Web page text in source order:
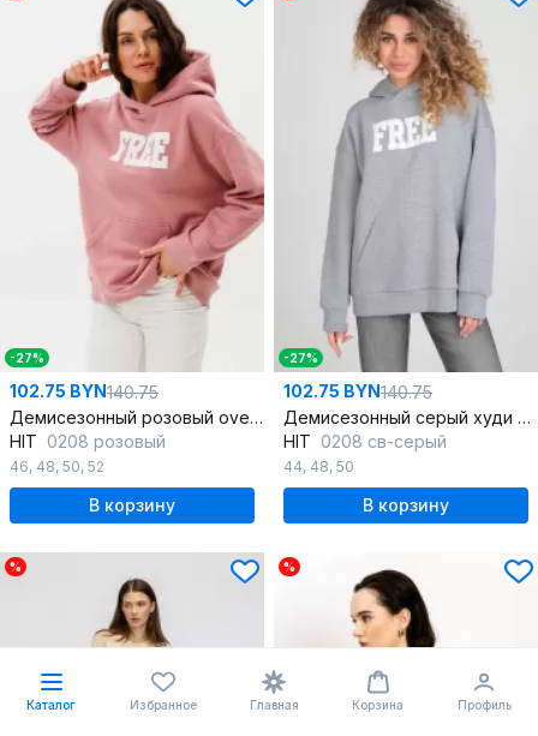
-27%
102.75 BYN140.75
Демисезонный розовый oversize худи с начесом и принтом
HIT 0208 розовый
46, 48, 50, 52
В корзину
-27%
102.75 BYN140.75
Демисезонный серый худи oversize с начесом и принтом
HIT 0208 св-серый
44, 48, 50
В корзину
% %
Каталог Избранное Главная Корзина Профиль